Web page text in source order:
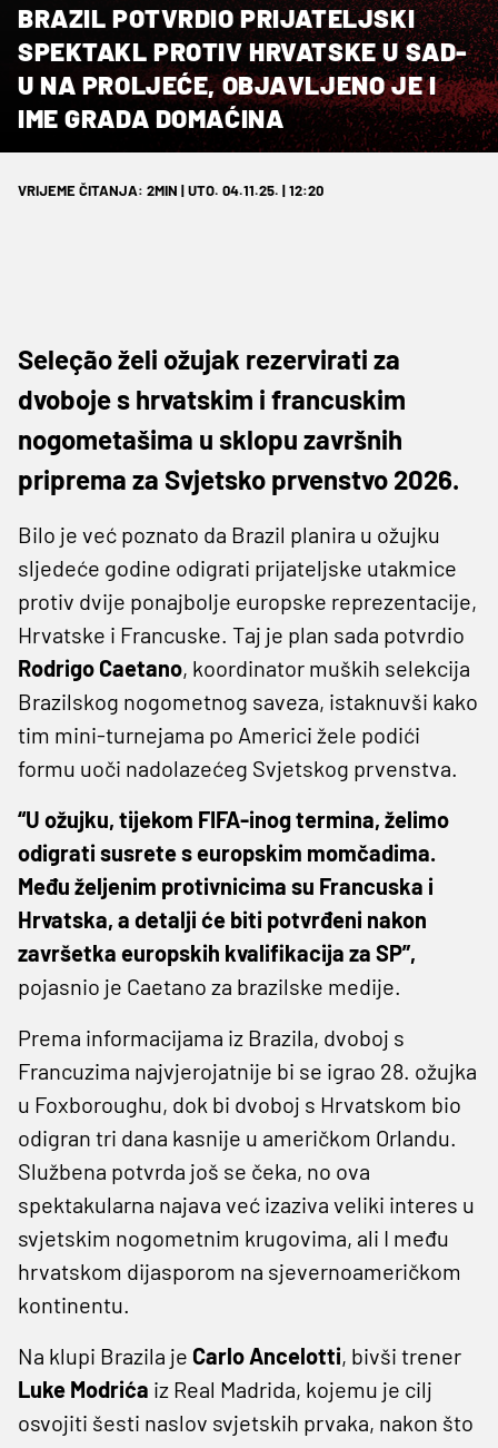
BRAZIL POTVRDIO PRIJATELJSKI
SPEKTAKL PROTIV HRVATSKE U SAD-
U NA PROLJEĆE, OBJAVLJENO JE I
IME GRADA DOMAĆINA
VRIJEME ČITANJA: 2MIN | UTO. 04.11.25. | 12:20
Seleção želi ožujak rezervirati za
dvoboje s hrvatskim i francuskim
nogometašima u sklopu završnih
priprema za Svjetsko prvenstvo 2026.
Bilo je već poznato da Brazil planira u ožujku
sljedeće godine odigrati prijateljske utakmice
protiv dvije ponajbolje europske reprezentacije,
Hrvatske i Francuske. Taj je plan sada potvrdio
Rodrigo Caetano, koordinator muških selekcija
Brazilskog nogometnog saveza, istaknuvši kako
tim mini-turnejama po Americi žele podići
formu uoči nadolazećeg Svjetskog prvenstva.
“U ožujku, tijekom FIFA-inog termina, želimo
odigrati susrete s europskim momčadima.
Među željenim protivnicima su Francuska i
Hrvatska, a detalji će biti potvrđeni nakon
završetka europskih kvalifikacija za SP”,
pojasnio je Caetano za brazilske medije.
Prema informacijama iz Brazila, dvoboj s
Francuzima najvjerojatnije bi se igrao 28. ožujka
u Foxboroughu, dok bi dvoboj s Hrvatskom bio
odigran tri dana kasnije u američkom Orlandu.
Službena potvrda još se čeka, no ova
spektakularna najava već izaziva veliki interes u
svjetskim nogometnim krugovima, ali I među
hrvatskom dijasporom na sjevernoameričkom
kontinentu.
Na klupi Brazila je Carlo Ancelotti, bivši trener
Luke Modrića iz Real Madrida, kojemu je cilj
osvojiti šesti naslov svjetskih prvaka, nakon što